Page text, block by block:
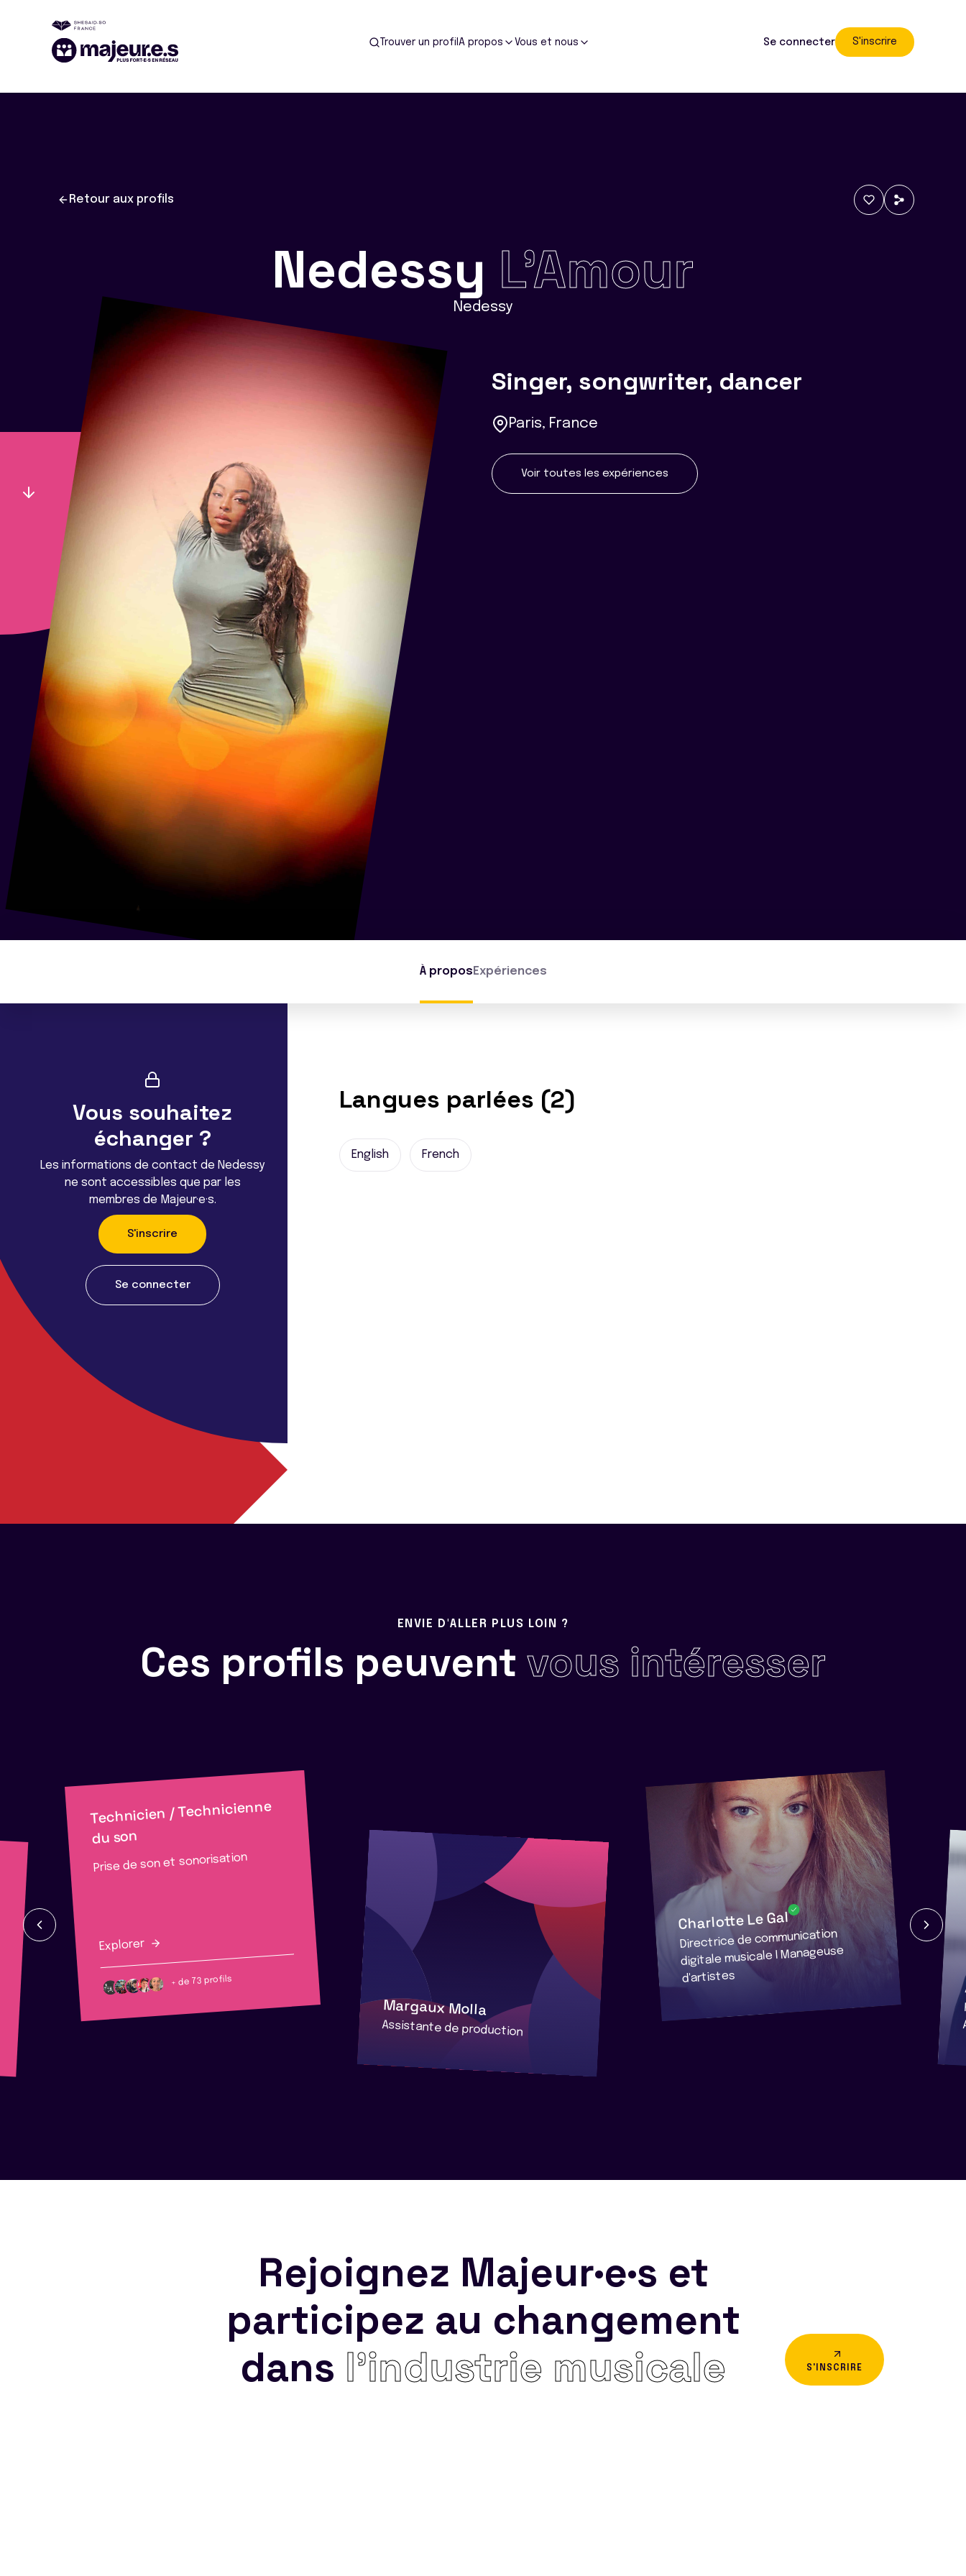
Trouver un profil A propos Vous et nous Se connecter S'inscrire
Retour aux profils
Nedessy L'Amour
Nedessy
Singer, songwriter, dancer
Paris, France
Voir toutes les expériences
À propos Expériences
Vous souhaitez
échanger ?
Les informations de contact de Nedessy
ne sont accessibles que par les
membres de Majeur·e·s.
S'inscrire
Se connecter
Langues parlées (2)
English French
ENVIE D'ALLER PLUS LOIN ?
Ces profils peuvent vous intéresser
Technicien / Technicienne
du son
Prise de son et sonorisation
Explorer
+ de 73 profils
Margaux Molla
Assistante de production
Charlotte Le Gal
Directrice de communication
digitale musicale I Manageuse
d'artistes
Rejoignez Majeur·e·s et
participez au changement
dans l’industrie musicale S'INSCRIRE